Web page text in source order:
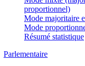
proportionnel)
Mode majoritaire
Mode
Résumé statistique
Parlementaire